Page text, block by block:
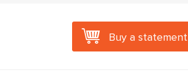
Buy a statement